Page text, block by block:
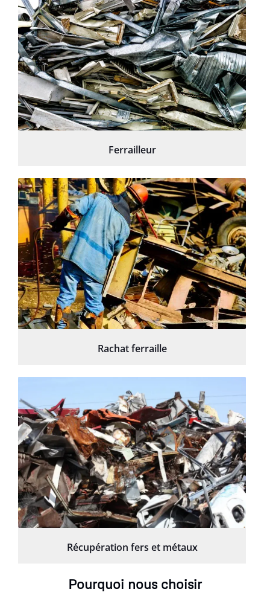
Ferrailleur
Rachat ferraille
Récupération fers et métaux
Pourquoi nous choisir